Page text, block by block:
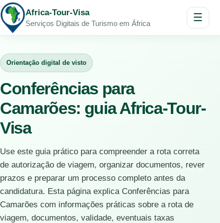
Africa-Tour-Visa
Serviços Digitais de Turismo em África
☰
Orientação digital de visto
Conferências para
Camarões: guia Africa-Tour-
Visa
Use este guia prático para compreender a rota correta
de autorização de viagem, organizar documentos, rever
prazos e preparar um processo completo antes da
candidatura. Esta página explica Conferências para
Camarões com informações práticas sobre a rota de
viagem, documentos, validade, eventuais taxas